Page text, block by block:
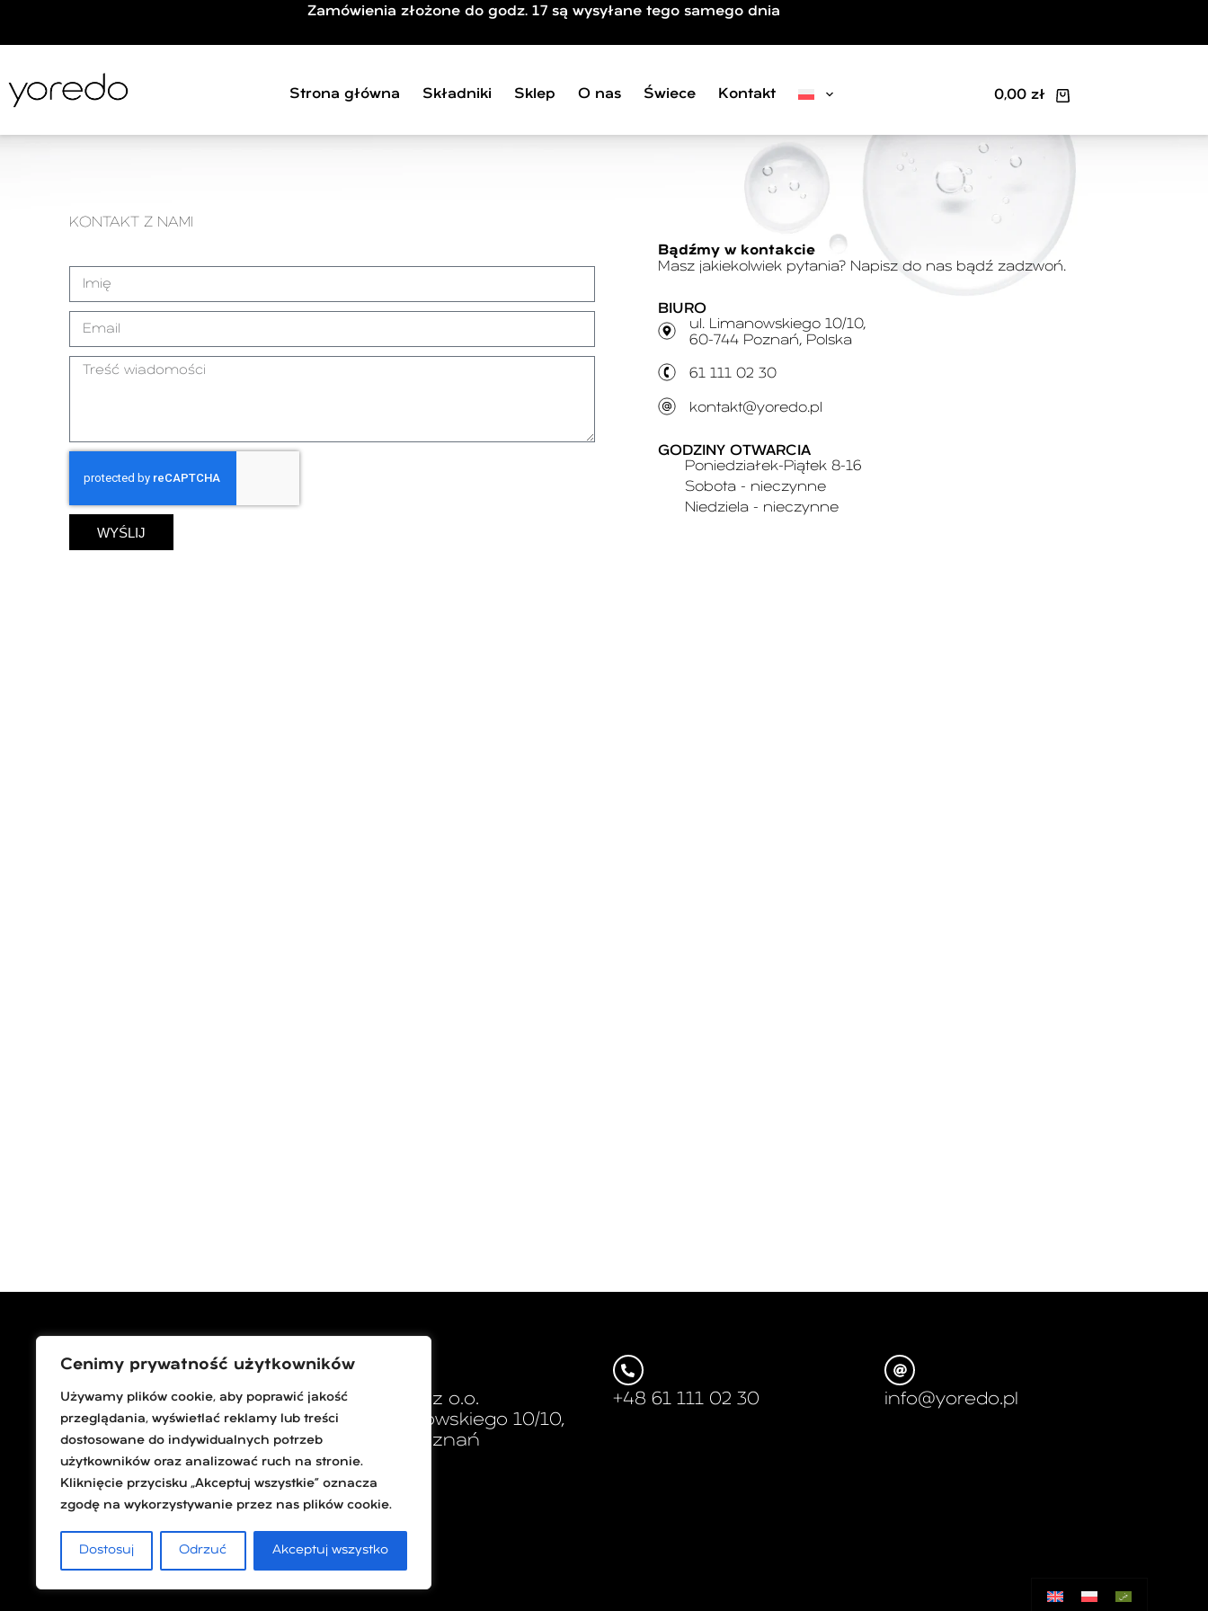
Cenimy prywatność użytkowników
Używamy plików cookie, aby poprawić jakość
przeglądania, wyświetlać reklamy lub treści
dostosowane do indywidualnych potrzeb
użytkowników oraz analizować ruch na stronie.
Kliknięcie przycisku „Akceptuj wszystkie” oznacza
zgodę na wykorzystywanie przez nas plików cookie.
Dostosuj Odrzuć Akceptuj wszystko
Zamówienia złożone do godz. 17 są wysyłane tego samego dnia
Strona główna Składniki Sklep O nas Świece Kontakt 0,00zł
KONTAKT Z NAMI
WYŚLIJ
Bądźmy w kontakcie
Masz jakiekolwiek pytania? Napisz do nas bądź zadzwoń.
BIURO
ul. Limanowskiego 10/10,
60-744 Poznań, Polska
61 111 02 30
kontakt@yoredo.pl
GODZINY OTWARCIA
Poniedziałek-Piątek 8-16
Sobota - nieczynne
Niedziela - nieczynne
Medin sp. z o.o.
ul. Limanowskiego 10/10,
60-744 Poznań
+48 61 111 02 30 info@yoredo.pl